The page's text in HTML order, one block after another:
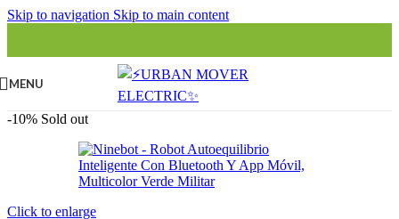
Skip to navigation Skip to main content
MENU
-10% Sold out
Click to enlarge